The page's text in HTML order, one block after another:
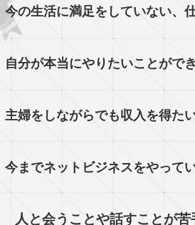
今の生活に満足をしていない、
自分が本当にやりたいことがで
主婦をしながらでも収入を得た
今までネットビジネスをやって
人と会うことや話すことが